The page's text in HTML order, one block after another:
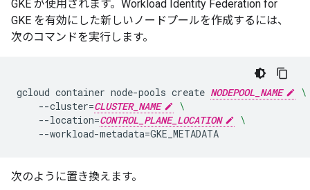
GKE が使用されます。Workload Identity Federation for
GKE を有効にした新しいノードプールを作成するには、
次のコマンドを実行します。
gcloud container node-pools create NODEPOOL_NAME
\
--cluster=CLUSTER_NAME
\
--location=CONTROL_PLANE_LOCATION
\
--workload-metadata=
次のように置き換えます。